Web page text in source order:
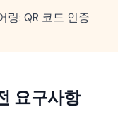
링: QR 코드 인증
요구사항